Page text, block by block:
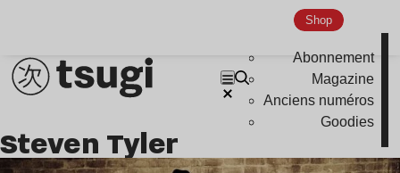
Shop
Abonnement
Magazine
Anciens numéros
Goodies
Steven Tyler